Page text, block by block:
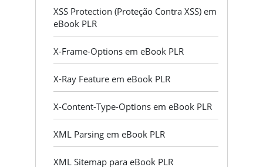
XSS Protection (Proteção Contra XSS) em
eBook PLR
X-Frame-Options em eBook PLR
X-Ray Feature em eBook PLR
X-Content-Type-Options em eBook PLR
XML Parsing em eBook PLR
XML Sitemap para eBook PLR